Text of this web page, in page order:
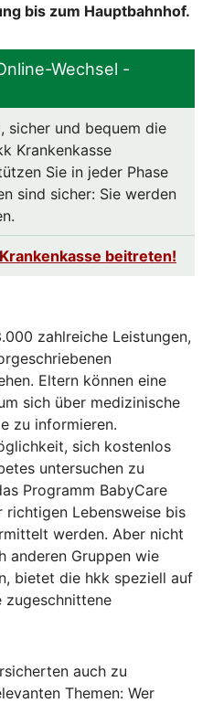
bis zum Hauptbahnhof.
Wechsel -
sicher und bequem die
Krankenkasse
Sie in jeder Phase
sind sicher: Sie werden
beitreten!
zahlreiche Leistungen,
Eltern können eine
sich über medizinische
zu informieren.
sich kostenlos
untersuchen zu
Programm BabyCare
Lebensweise bis
werden. Aber nicht
anderen Gruppen wie
bietet die hkk speziell auf
zugeschnittene
auch zu
Themen: Wer